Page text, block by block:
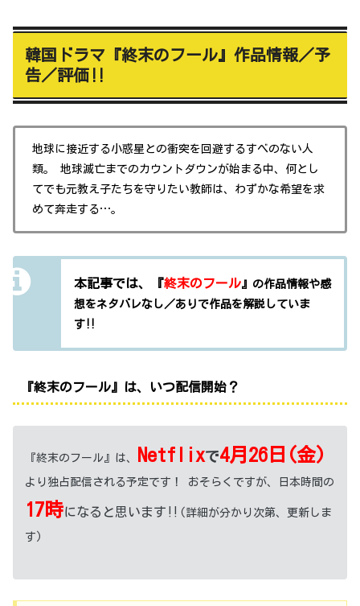
韓国ドラマ『終末のフール』作品情報／予
告／評価‼
地球に接近する小惑星との衝突を回避するすべのない人
類。 地球滅亡までのカウントダウンが始まる中、何とし
てでも元教え子たちを守りたい教師は、わずかな希望を求
めて奔走する…。
本記事では、『終末のフール』の作品情報や感
想をネタバレなし／ありで作品を解説していま
す‼
『終末のフール』は、いつ配信開始？
『終末のフール』は、 Netflixで4月26日(金)
より独占配信される予定です！ おそらくですが、日本時間の
17時になると思います‼ (詳細が分かり次第、更新しま
す)